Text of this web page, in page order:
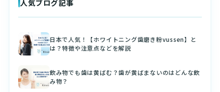
人気ブログ記事
日本で人気！【ホワイトニング歯磨き粉vussen】と
は？特徴や注意点などを解説
飲み物でも歯は黄ばむ？歯が黄ばまないのはどんな飲
み物？